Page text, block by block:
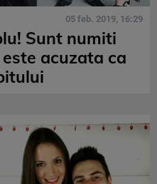
05 feb. 2019, 16:29
Sunt numiti
acuzata ca